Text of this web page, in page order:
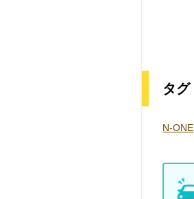
タグ
N-ONE